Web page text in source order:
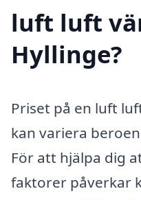
luft luft
Hyllinge?
Priset på en luft
kan variera
För att hjälpa dig
faktorer påverkar